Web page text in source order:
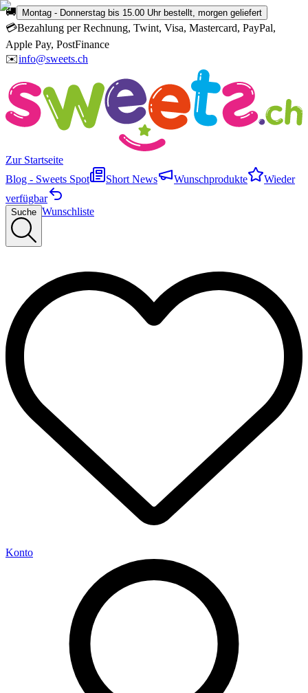
🚚 Montag - Donnerstag bis 15.00 Uhr bestellt, morgen geliefert
💳Bezahlung per Rechnung, Twint, Visa, Mastercard, PayPal,
Apple Pay, PostFinance
✉️info@sweets.ch
Zur Startseite
Blog - Sweets Spot
Short News Wunschprodukte
Wieder
verfügbar
Suche Wunschliste
Konto